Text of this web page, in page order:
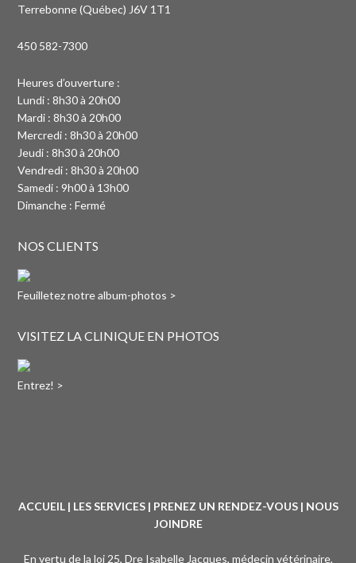
Terrebonne (Québec) J6V 1T1
450 582-7300
Heures d’ouverture :
Lundi : 8h30 à 20h00
Mardi : 8h30 à 20h00
Mercredi : 8h30 à 20h00
Jeudi : 8h30 à 20h00
Vendredi : 8h30 à 20h00
Samedi : 9h00 à 13h00
Dimanche : Fermé
NOS CLIENTS
Feuilletez notre album-photos >
VISITEZ LA CLINIQUE EN PHOTOS
Entrez! >
ACCUEIL| LES SERVICES| PRENEZ UN RENDEZ-VOUS| NOUS
JOINDRE
En vertu de la loi 25, Dre Isabelle Jacques, médecin vétérinaire,